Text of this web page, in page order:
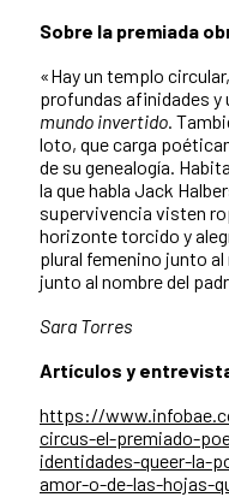
Sobre la premiada
«Hay un templo
profundas afinidades y
mundo invertido.
loto, que carga
de su genealogía.
la que habla Jack
supervivencia visten
horizonte torcido y
plural femenino junto
junto al nombre del
Sara Torres
Artículos y
https://
circus-el-premiado-
identidades-queer-la-
amor-o-de-las-hojas-